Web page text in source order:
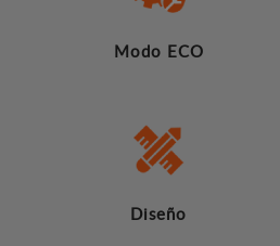
Modo ECO
Diseño